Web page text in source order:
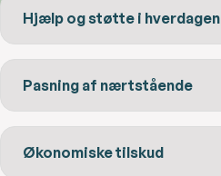
Hjælp og støtte i hverdagen
Pasning af nærtstående
Økonomiske tilskud